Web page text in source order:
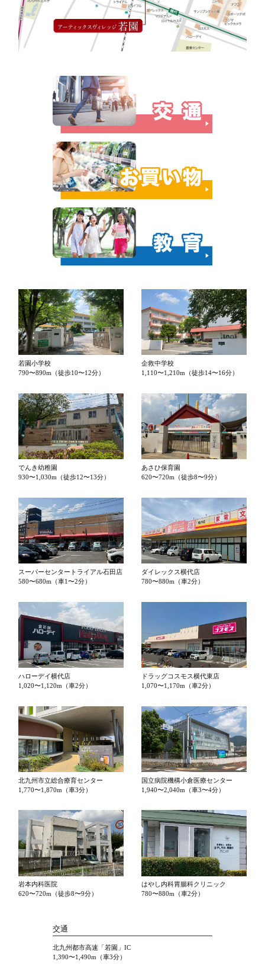
若園小学校
790〜890m（徒歩10〜12分）
企救中学校
1,110〜1,210m（徒歩14〜16分）
でんき幼稚園
930〜1,030m（徒歩12〜13分）
あさひ保育園
620〜720m（徒歩8〜9分）
スーパーセンタートライアル石田店
580〜680m（車1〜2分）
ダイレックス横代店
780〜880m（車2分）
ハローデイ横代店
1,020〜1,120m（車2分）
ドラッグコスモス横代東店
1,070〜1,170m（車2分）
北九州市立総合療育センター
1,770〜1,870m（車3分）
国立病院機構小倉医療センター
1,940〜2,040m（車3〜4分）
岩本内科医院
620〜720m（徒歩8〜9分）
はやし内科胃腸科クリニック
780〜880m（車2分）
交通
北九州都市高速「若園」IC
1,390〜1,490m（車3分）